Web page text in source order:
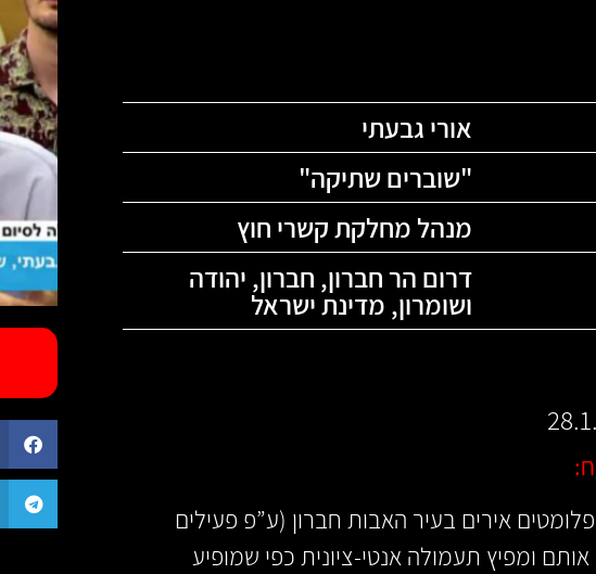
אורי גבעתי
"שוברים שתיקה"
מנהל מחלקת קשרי חוץ
דרום הר חברון, חברון, יהודה
ושומרון, מדינת ישראל
אירים בעיר האבות חברון (ע”פ פעילים
ומפיץ תעמולה אנטי-ציונית כפי שמופיע